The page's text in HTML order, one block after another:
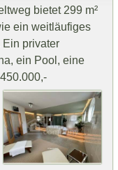
bietet 299 m²
ein weitläufiges
Ein privater
ein Pool, eine